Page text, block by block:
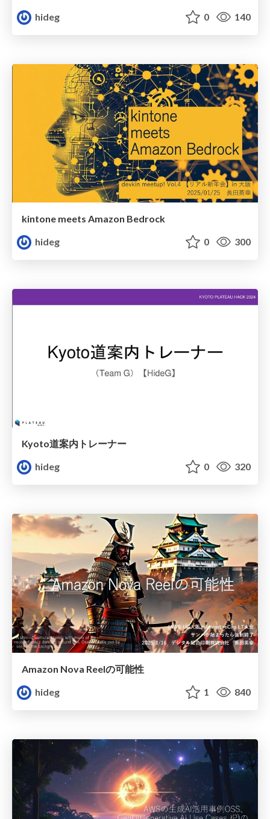
hideg
0 140
kintone meets Amazon Bedrock
hideg
0 300
Kyoto道案内トレーナー
hideg
0 320
Amazon Nova Reelの可能性
hideg
1 840